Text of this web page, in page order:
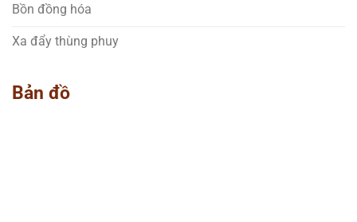
Bồn đồng hóa
Xa đẩy thùng phuy
Bản đồ